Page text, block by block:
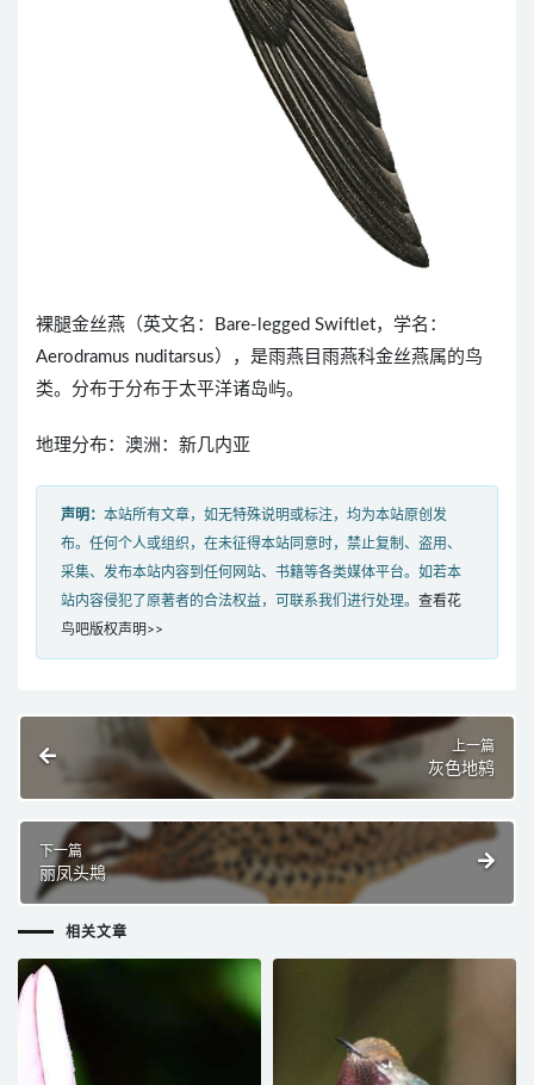
裸腿金丝燕（英文名：Bare-legged Swiftlet，学名：
Aerodramus nuditarsus），是雨燕目雨燕科金丝燕属的鸟
类。分布于分布于太平洋诸岛屿。
地理分布：澳洲：新几内亚
声明： 本站所有文章，如无特殊说明或标注，均为本站原创发
布。任何个人或组织，在未征得本站同意时，禁止复制、盗用、
采集、发布本站内容到任何网站、书籍等各类媒体平台。如若本
站内容侵犯了原著者的合法权益，可联系我们进行处理。 查看花
鸟吧版权声明>>
上一篇
灰色地鸫
下一篇
丽凤头䳍
相关文章